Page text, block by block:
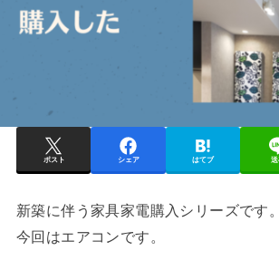
ポスト シェア はてブ 送
新築に伴う家具家電購入シリーズです。
今回はエアコンです。